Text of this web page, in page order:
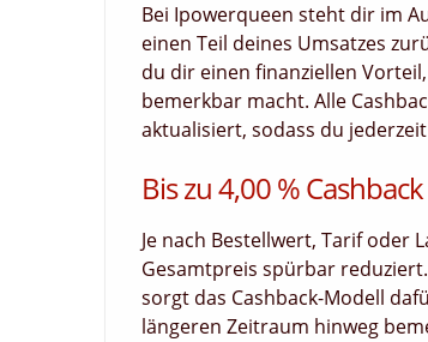
Bei Ipowerqueen steht dir im
einen Teil deines Umsatzes
du dir einen finanziellen
bemerkbar macht. Alle
aktualisiert, sodass du
Bis zu 4,00 %
Je nach Bestellwert, Tarif oder
Gesamtpreis spürbar
sorgt das Cashback-Modell
längeren Zeitraum hinweg